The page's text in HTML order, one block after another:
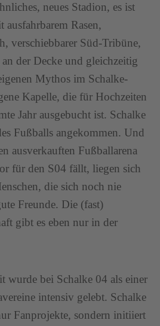
neues Stadion, es ist
Rasen,
verschiebbarer Süd-Tribüne,
der Decke und gleichzeitig
Mythos im Schalke-
Kapelle, die für Hochzeiten
Jahr ausgebucht ist. Schalke
Fußballs angekommen. Und
ausverkauften Fußballarena
für den S04 fällt, liegen sich
die sich noch nie
Freunde. Die (fast)
gibt es eben nur in der
wurde bei Schalke 04 als einer
intensiv gelebt. Schalke
Fanprojekte, sondern initiiert